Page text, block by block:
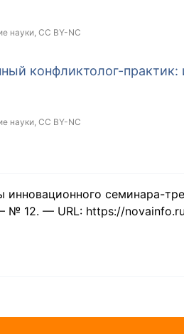
науки, CC BY-NC
конфликтолог-
науки, CC BY-NC
семинара-
№ 12. — URL: https://